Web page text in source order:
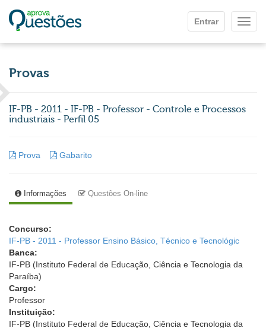
Entrar
Provas
IF-PB - 2011 - IF-PB - Professor - Controle e Processos
industriais - Perfil 05
Prova Gabarito
Informações Questões On-line
Concurso:
IF-PB - 2011 - Professor Ensino Básico, Técnico e Tecnológic
Banca:
IF-PB (Instituto Federal de Educação, Ciência e Tecnologia da
Paraíba)
Cargo:
Professor
Instituição:
IF-PB (Instituto Federal de Educação, Ciência e Tecnologia da